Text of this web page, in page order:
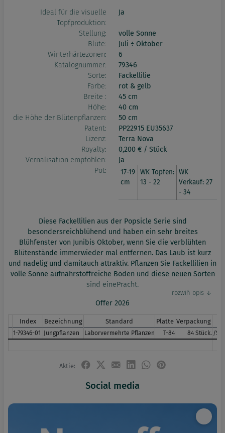
Ideal für die visuelle
Topfproduktion:
Ja
Stellung:
volle Sonne
Blüte:
Juli ÷ Oktober
Winterhärtezonen:
6
Katalognummer:
79346
Sorte:
Fackellilie
Farbe:
rot & gelb
Breite :
45 cm
Höhe:
40 cm
die Höhe der Blütenpflanzen:
50 cm
Patent:
PP22915 EU35637
Lizenz:
Terra Nova
Royalty:
0,200 € / Stück
Vernalisation empfohlen:
Ja
Pot:
17-19
cm
WK Topfen:
13 - 22
WK
Verkauf: 27
- 34
Diese Fackellilien aus der Popsicle Serie sind
besondersreichblühend und haben ein sehr breites
Blühfenster von Junibis Oktober, wenn Sie die verblühten
Blütenstände immerwieder mal entfernen. Das Laub ist kurz
und nadelig und damitauch attraktiv. Pflanzen Sie Fackellilien in
volle Sonne aufnährstoffreiche Böden und diese neuen Sorten
sind einePracht.
Offer 2026
Index Bezeichnung Standard Platte Verpackung
1-79346-01 Jungpflanzen Laborvermehrte Pflanzen T-84 84 Stück. /
Aktie:
Social media